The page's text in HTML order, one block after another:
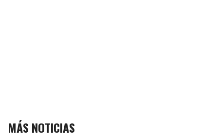
MÁS NOTICIAS